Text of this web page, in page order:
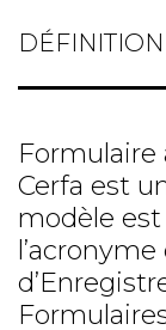
Cerfa est
modèle est